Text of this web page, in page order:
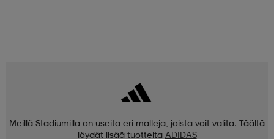
Meillä Stadiumilla on useita eri malleja, joista voit valita. Täältä
löydät lisää tuotteita ADIDAS